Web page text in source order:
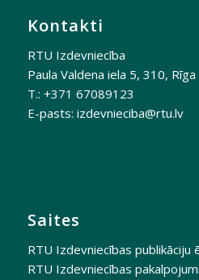
Kontakti
RTU Izdevniecība
Paula Valdena iela 5, 310, Rīga
T.: +371 67089123
E-pasts: izdevnieciba@rtu.lv
Saites
RTU Izdevniecības publikāciju
RTU Izdevniecības pakalpojumi